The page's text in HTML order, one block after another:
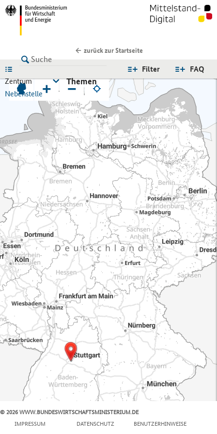
zurück zur Startseite
FAQ
Filter
Zentrum
Nebenstelle
Themen
+ −
© 2026 WWW.BUNDESWIRTSCHAFTSMINISTERIUM.DE
IMPRESSUM
DATENSCHUTZ BENUTZERHINWEISE